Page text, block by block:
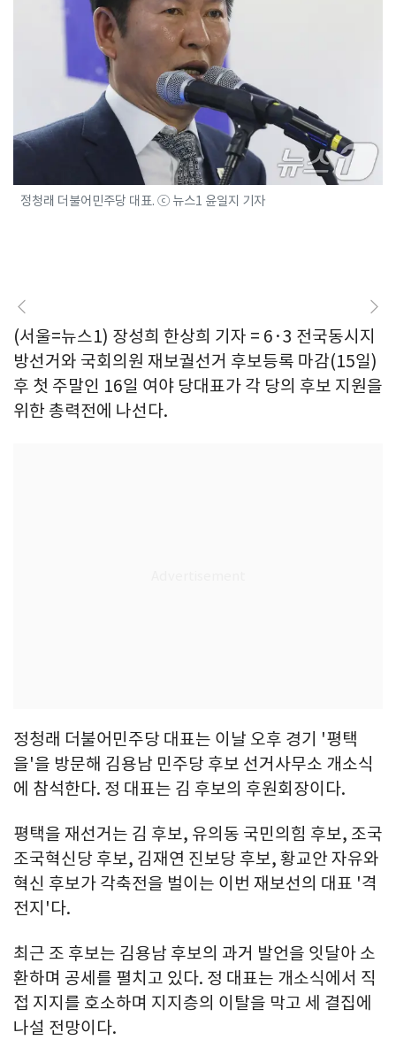
정청래 더불어민주당 대표. ⓒ 뉴스1 윤일지 기자
(서울=뉴스1) 장성희 한상희 기자 = 6·3 전국동시지
방선거와 국회의원 재보궐선거 후보등록 마감(15일)
후 첫 주말인 16일 여야 당대표가 각 당의 후보 지원을
위한 총력전에 나선다.
정청래 더불어민주당 대표는 이날 오후 경기 '평택
을'을 방문해 김용남 민주당 후보 선거사무소 개소식
에 참석한다. 정 대표는 김 후보의 후원회장이다.
평택을 재선거는 김 후보, 유의동 국민의힘 후보, 조국
조국혁신당 후보, 김재연 진보당 후보, 황교안 자유와
혁신 후보가 각축전을 벌이는 이번 재보선의 대표 '격
전지'다.
최근 조 후보는 김용남 후보의 과거 발언을 잇달아 소
환하며 공세를 펼치고 있다. 정 대표는 개소식에서 직
접 지지를 호소하며 지지층의 이탈을 막고 세 결집에
나설 전망이다.